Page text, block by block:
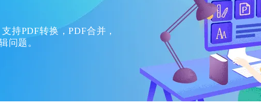
持PDF转换，PDF合并，
问题。